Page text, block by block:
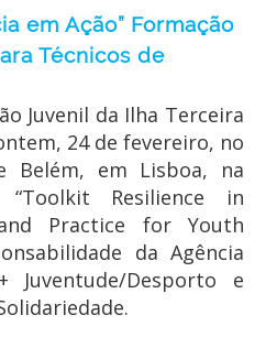
em Ação” Formação
Técnicos de
Juvenil da Ilha Terceira
24 de fevereiro, no
Belém, em Lisboa, na
“Toolkit Resilience in
Practice for Youth
da Agência
Juventude/Desporto e